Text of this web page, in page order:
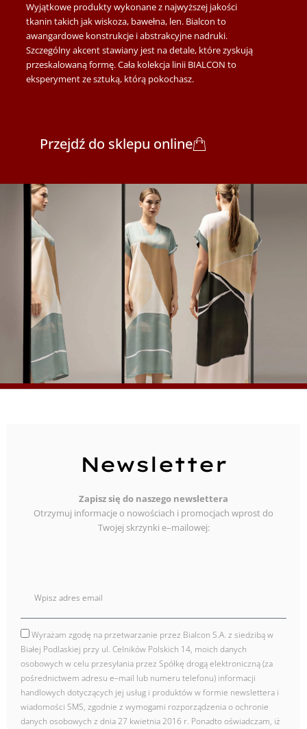
Wyjątkowe produkty wykonane z najwyższej jakości
tkanin takich jak wiskoza, bawełna, len. Bialcon to
awangardowe konstrukcje i abstrakcyjne nadruki.
Szczególny akcent stawiany jest na detale, które zyskują
przeskalowaną formę. Cała kolekcja linii BIALCON to
eksperyment ze sztuką, którą pokochasz.
Przejdź do sklepu online
Newsletter
Zapisz się do naszego newslettera
Otrzymuj informacje o nowościach i promocjach wprost do
Twojej skrzynki e–mailowej:
zgodaWyrażam zgodę na przetwarzanie przez Bialcon S.A. z siedzibą w
Białej Podlaskiej przy ul. Celników Polskich 14, moich danych
osobowych w celu przesyłania przez Spółkę drogą elektroniczną (za
pośrednictwem adresu e–mail lub numeru telefonu) informacji
handlowych dotyczących jej usług i produktów w formie newslettera i
wiadomości SMS, zgodnie z wymogami rozporządzenia o ochronie
danych osobowych z dnia 27 kwietnia 2016 r. Ponadto oświadczam, iż